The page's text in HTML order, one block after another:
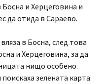
и Херцеговина и
да отида в Сараево.
в Босна, след това
и Херцеговина, за да
нищо особено.
зелената карта